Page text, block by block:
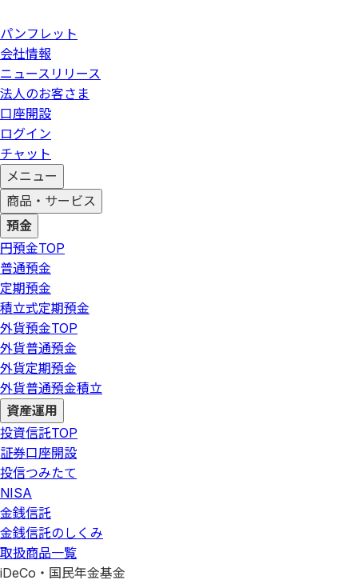
パンフレット
会社情報
ニュースリリース
法人のお客さま
口座開設
ログイン
チャット
メニュー
商品・サービス
預金
円預金TOP
普通預金
定期預金
積立式定期預金
外貨預金TOP
外貨普通預金
外貨定期預金
外貨普通預金積立
資産運用
投資信託TOP
証券口座開設
投信つみたて
NISA
金銭信託
金銭信託のしくみ
取扱商品一覧
iDeCo・国民年金基金